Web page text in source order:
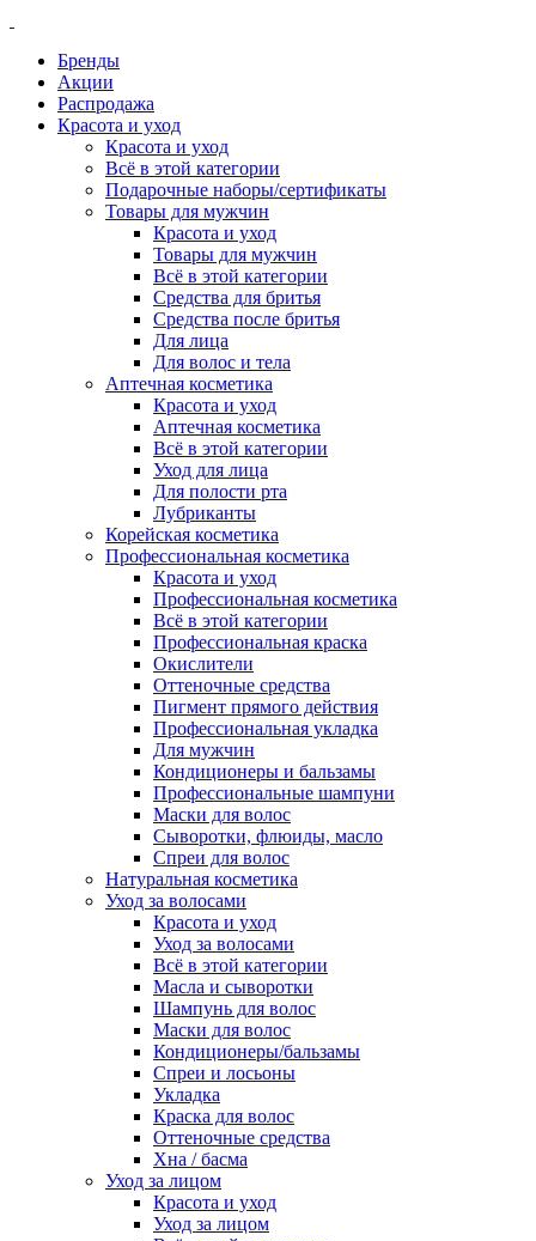
Бренды
Акции
Распродажа
Красота и уход
Красота и уход
Всё в этой категории
Подарочные наборы/сертификаты
Товары для мужчин
Красота и уход
Товары для мужчин
Всё в этой категории
Средства для бритья
Средства после бритья
Для лица
Для волос и тела
Аптечная косметика
Красота и уход
Аптечная косметика
Всё в этой категории
Уход для лица
Для полости рта
Лубриканты
Корейская косметика
Профессиональная косметика
Красота и уход
Профессиональная косметика
Всё в этой категории
Профессиональная краска
Окислители
Оттеночные средства
Пигмент прямого действия
Профессиональная укладка
Для мужчин
Кондиционеры и бальзамы
Профессиональные шампуни
Маски для волос
Сыворотки, флюиды, масло
Спреи для волос
Натуральная косметика
Уход за волосами
Красота и уход
Уход за волосами
Всё в этой категории
Масла и сыворотки
Шампунь для волос
Маски для волос
Кондиционеры/бальзамы
Спреи и лосьоны
Укладка
Краска для волос
Оттеночные средства
Хна / басма
Уход за лицом
Красота и уход
Уход за лицом